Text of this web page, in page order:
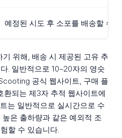
예정된 시도 후 소포를 배송할 수
위해, 배송 시 제공된 고유 추
. 일반적으로 10~20자의 영숫
공식 웹사이트, 구매 플
되는 제3자 추적 웹사이트에
는 일반적으로 실시간으로 수
은 출하량과 같은 예외적 조
할 수 있습니다.